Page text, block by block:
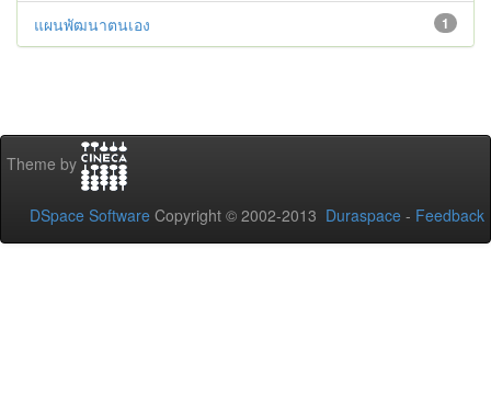
1
แผนพัฒนาตนเอง
Theme by
DSpace Software Copyright © 2002-2013 Duraspace - Feedback